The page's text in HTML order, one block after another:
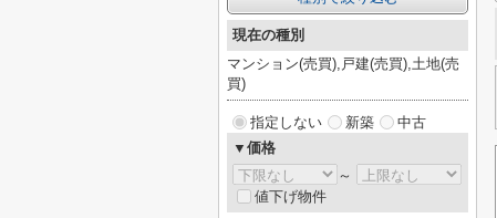
現在の種別
マンション(売買),戸建(売買),土地(売
買)
指定しない 新築
中古
▼価格
～
値下げ物件